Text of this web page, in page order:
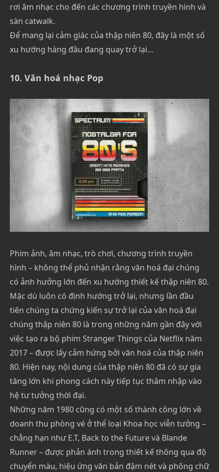
rơi âm nhạc cho đến các chương trình truyền hình và
sàn catwalk.
Để mang lại cảm giác của thập niên 80, đây là một số
xu hướng hàng đầu đang quay trở lại…
10. Văn hoá nhạc Pop
Phim ảnh, âm nhạc, trò chơi, chương trình truyền
hình – không thể phủ nhận rằng văn hoá đại chúng
có ảnh hưởng lớn đến xu hướng thiết kế thập niên 80.
Mặc dù luôn có định hướng trở lại, nhưng lần đầu
tiên chúng ta chứng kiến sự trở lại của văn hoá đại
chúng thập niên 80 là trong những năm gần đây với
việc tạo ra bộ phim Stranger Things của Netflix năm
2017 – được lấy cảm hứng bởi văn hoá của thập niên
80. Hiện nay, nội dung của thập niên 80 đã có sự gia
tăng lớn khi phong cách này tiếp tục thâm nhập vào
hệ tư tưởng thời đại.
Những năm 1980 cũng có một số thành công lớn về
doanh thu phòng vé ở thể loại Khoa học viễn tưởng –
chẳng hạn như E.T, Back to the Future và Blande
Runner – được phản ánh trong thiết kế thông qua độ
chuyển màu, hiệu ứng văn bản đậm nét và phông chữ